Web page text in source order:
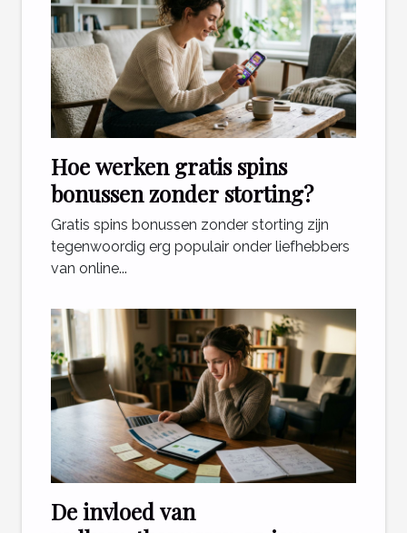
Hoe werken gratis spins
bonussen zonder storting?
Gratis spins bonussen zonder storting zijn
tegenwoordig erg populair onder liefhebbers
van online...
De invloed van